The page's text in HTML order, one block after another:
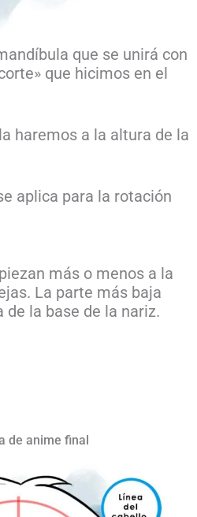
que se unirá con
que hicimos en el
haremos a la altura de la
aplica para la rotación
más o menos a la
La parte más baja
de la base de la nariz.
de anime final